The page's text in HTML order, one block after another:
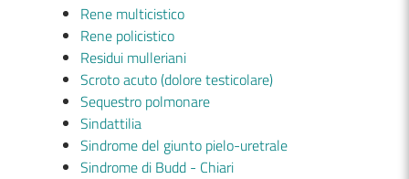
Rene multicistico
Rene policistico
Residui mulleriani
Scroto acuto (dolore testicolare)
Sequestro polmonare
Sindattilia
Sindrome del giunto pielo-uretrale
Sindrome di Budd - Chiari